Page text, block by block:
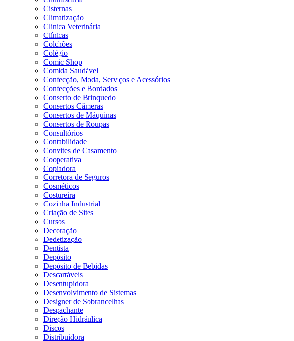
Cisternas
Climatização
Clinica Veterinária
Clínicas
Colchões
Colégio
Comic Shop
Comida Saudável
Confecção, Moda, Serviços e Acessórios
Confecções e Bordados
Conserto de Brinquedo
Consertos Câmeras
Consertos de Máquinas
Consertos de Roupas
Consultórios
Contabilidade
Convites de Casamento
Cooperativa
Copiadora
Corretora de Seguros
Cosméticos
Costureira
Cozinha Industrial
Criação de Sites
Cursos
Decoração
Dedetização
Dentista
Depósito
Depósito de Bebidas
Descartáveis
Desentupidora
Desenvolvimento de Sistemas
Designer de Sobrancelhas
Despachante
Direção Hidráulica
Discos
Distribuidora